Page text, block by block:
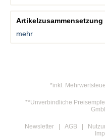
Artikelzusammensetzung
mehr
*inkl.
**Unverbindliche
Newsletter AGB